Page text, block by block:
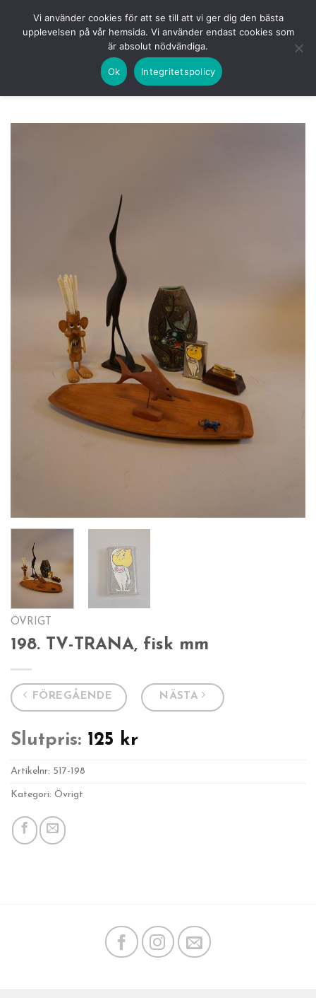
KOMMANDE LOGGA IN
ÖVRIGT
198. TV-TRANA, fisk mm
FÖREGÅENDE NÄSTA
Slutpris: 125 kr
Artikelnr: 517-198
Kategori: Övrigt
Vi använder cookies för att se till att vi ger dig den bästa
upplevelsen på vår hemsida. Vi använder endast cookies som
är absolut nödvändiga.
Ok Integritetspolicy